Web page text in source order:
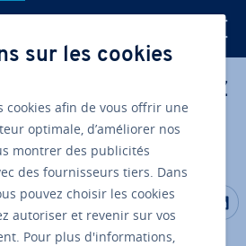
: apprenez
propriété d’un
Partager
sur les cookies
cookies afin de vous offrir une
optimale, d’améliorer nos
montrer des publicités
des fournisseurs tiers. Dans
pouvez choisir les cookies
autoriser et revenir sur vos
Pour plus d'informations,